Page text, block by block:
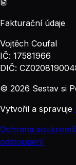
Fakturační údaje
Vojtěch Coufal
IČ: 17581966
DIČ:
© 2026 Sestav si
Vytvořil a spravuje
Ochrana soukromí
odstoupení